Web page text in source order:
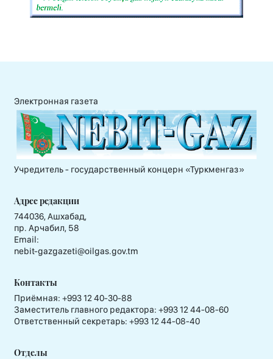
Электронная газета
Учредитель - государственный концерн «Туркменгаз»
Адрес редакции
744036, Ашхабад,
пр. Арчабил, 58
Email:
nebit-gazgazeti@oilgas.gov.tm
Контакты
Приёмная: +993 12 40-30-88
Заместитель главного редактора: +993 12 44-08-60
Ответственный секретарь: +993 12 44-08-40
Отделы